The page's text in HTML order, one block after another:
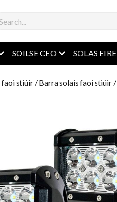
oscailte
SOILSE CEO roghchlár
SOLAS
faoi stiúir / Barra solais faoi stiúir